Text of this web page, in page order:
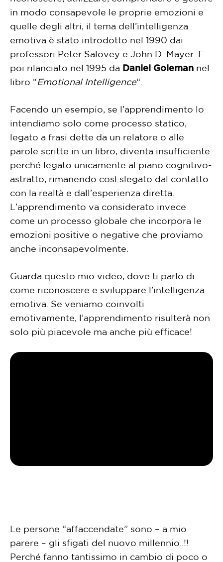
in modo consapevole le proprie emozioni e
quelle degli altri, il tema dell’intelligenza
emotiva è stato introdotto nel 1990 dai
professori Peter Salovey e John D. Mayer. E
poi rilanciato nel 1995 da Daniel Goleman nel
libro “Emotional Intelligence“.
Facendo un esempio, se l’apprendimento lo
intendiamo solo come processo statico,
legato a frasi dette da un relatore o alle
parole scritte in un libro, diventa insufficiente
perché legato unicamente al piano cognitivo-
astratto, rimanendo così slegato dal contatto
con la realtà e dall’esperienza diretta.
L’apprendimento va considerato invece
come un processo globale che incorpora le
emozioni positive o negative che proviamo
anche inconsapevolmente.
Guarda questo mio video, dove ti parlo di
come riconoscere e sviluppare l’intelligenza
emotiva. Se veniamo coinvolti
emotivamente, l’apprendimento risulterà non
solo più piacevole ma anche più efficace!
Le persone “affaccendate” sono – a mio
parere – gli sfigati del nuovo millennio..!!
Perché fanno tantissimo in cambio di poco o